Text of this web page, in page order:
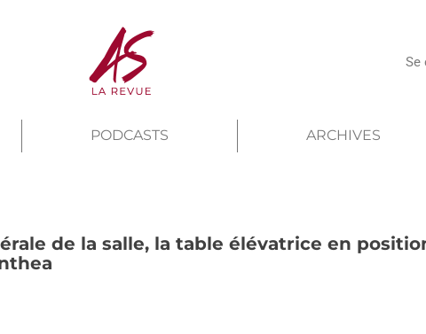
Se
PODCASTS ARCHIVES
de la salle, la table élévatrice en